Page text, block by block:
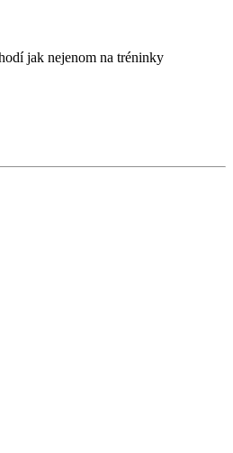
jak nejenom na tréninky